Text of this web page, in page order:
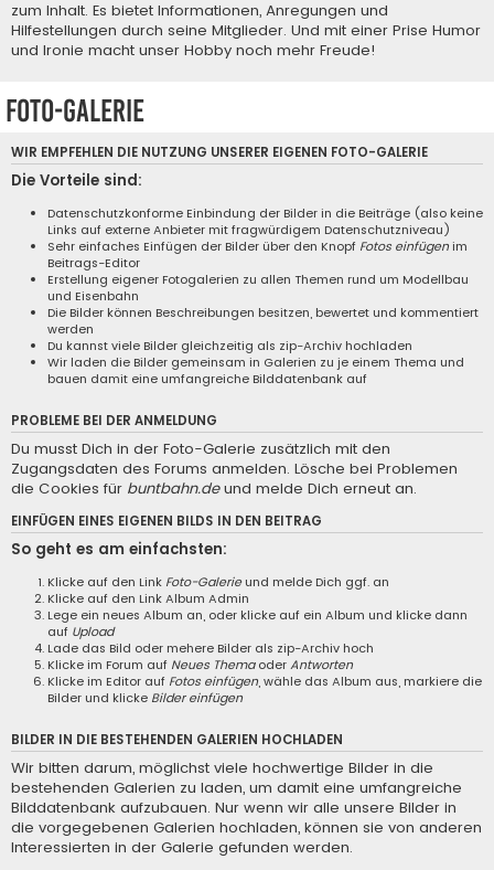
zum Inhalt. Es bietet Informationen, Anregungen und
Hilfestellungen durch seine Mitglieder. Und mit einer Prise Humor
und Ironie macht unser Hobby noch mehr Freude!
Foto-Galerie
WIR EMPFEHLEN DIE NUTZUNG UNSERER EIGENEN FOTO-GALERIE
Die Vorteile sind:
Datenschutzkonforme Einbindung der Bilder in die Beiträge (also keine
Links auf externe Anbieter mit fragwürdigem Datenschutzniveau)
Sehr einfaches Einfügen der Bilder über den Knopf Fotos einfügenim
Beitrags-Editor
Erstellung eigener Fotogalerien zu allen Themen rund um Modellbau
und Eisenbahn
Die Bilder können Beschreibungen besitzen, bewertet und kommentiert
werden
Du kannst viele Bilder gleichzeitig als zip-Archiv hochladen
Wir laden die Bilder gemeinsam in Galerien zu je einem Thema und
bauen damit eine umfangreiche Bilddatenbank auf
PROBLEME BEI DER ANMELDUNG
Du musst Dich in der Foto-Galerie zusätzlich mit den
Zugangsdaten des Forums anmelden. Lösche bei Problemen
die Cookies für buntbahn.deund melde Dich erneut an.
EINFÜGEN EINES EIGENEN BILDS IN DEN BEITRAG
So geht es am einfachsten:
Klicke auf den Link Foto-Galerieund melde Dich ggf. an
Klicke auf den LinkAlbum Admin
Lege ein neues Album an, oder klicke auf ein Album und klicke dann
auf Upload
Lade das Bild oder mehere Bilder als zip-Archiv hoch
Klicke im Forum auf Neues ThemaoderAntworten
Klicke im Editor auf Fotos einfügen , wähle das Album aus, markiere die
Bilder und klicke Bilder einfügen
BILDER IN DIE BESTEHENDEN GALERIEN HOCHLADEN
Wir bitten darum, möglichst viele hochwertige Bilder in die
bestehenden Galerien zu laden, um damit eine umfangreiche
Bilddatenbank aufzubauen. Nur wenn wir alle unsere Bilder in
die vorgegebenen Galerien hochladen, können sie von anderen
Interessierten in der Galerie gefunden werden.